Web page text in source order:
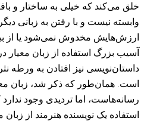
خلق می‌کند که خیلی به ساختار و
وابسته نیست و با رفتن به زبانی
ارزش‌هایش مخدوش نمی‌شود یا از
آسیب بزرگ استفاده از زبان معیار در
داستان‌نویسی نیز افتادن به ورطه
است. همان‌طور که ذکر شد، زبان
رسانه‌هاست، اما تردیدی وجود ندارد
استفاده یک نویسنده هنرمند از زبان